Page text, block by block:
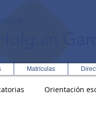
Matrículas
Orientación